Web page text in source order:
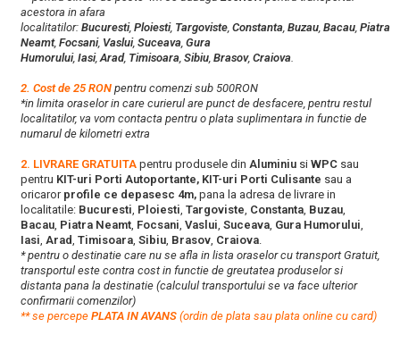
acestora in afara
localitatilor: Bucuresti, Ploiesti, Targoviste, Constanta, Buzau, Bacau, Piatra
Neamt, Focsani, Vaslui, Suceava, Gura
Humorului, Iasi,Arad, Timisoara, Sibiu, Brasov, Craiova.
2. Cost de 25 RON pentru comenzi sub 500RON
*in limita oraselor in care curierul are punct de desfacere, pentru restul
localitatilor, va vom contacta pentru o plata suplimentara in functie de
numarul de kilometri extra
2. LIVRARE GRATUITA pentru produsele din Aluminiu si WPC sau
pentru KIT-uri Porti Autoportante, KIT-uri Porti Culisante sau a
oricarorprofile ce depasesc 4m, pana la adresa de livrare in
localitatile: Bucuresti, Ploiesti, Targoviste, Constanta, Buzau,
Bacau, Piatra Neamt, Focsani, Vaslui, Suceava, Gura Humorului,
Iasi, Arad, Timisoara, Sibiu, Brasov, Craiova.
* pentru o destinatie care nu se afla in lista oraselor cu transport Gratuit,
transportul este contra cost in functie de greutatea produselor si
distanta pana la destinatie (calculul transportului se va face ulterior
confirmarii comenzilor)
**se percepe PLATA IN AVANS (ordin de plata sau plata online cu card)